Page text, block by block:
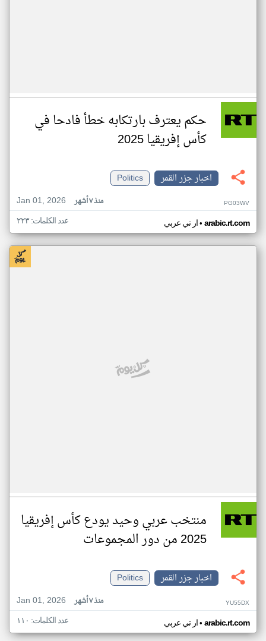
حكم يعترف بارتكابه خطأ فادحا في
كأس إفريقيا 2025
اخبار جزر القمر
Politics
Jan 01, 2026
منذ ٧ أشهر PG03WV
ار تي عربي• arabic.rt.com عدد الكلمات: ٢٢٣
منتخب عربي وحيد يودع كأس إفريقيا
2025 من دور المجموعات
اخبار جزر القمر
Politics
Jan 01, 2026
منذ ٧ أشهر YU55DX
ار تي عربي• arabic.rt.com عدد الكلمات: ١١٠